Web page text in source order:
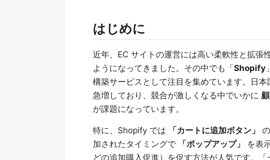
はじめに
近年、EC サイトの運営には高い柔軟性と拡張
ようになってきました。その中でも「 Shopify
構築サービスとして注目を集めています。日
急増しており、競合が激しくなる中でいかに
が課題になっています。
特に、Shopify では 「カートに追加ボタン」
加されたタイミングで
「ポップアップ」 を表
どの追加購入促進）を促す方法が人気です。